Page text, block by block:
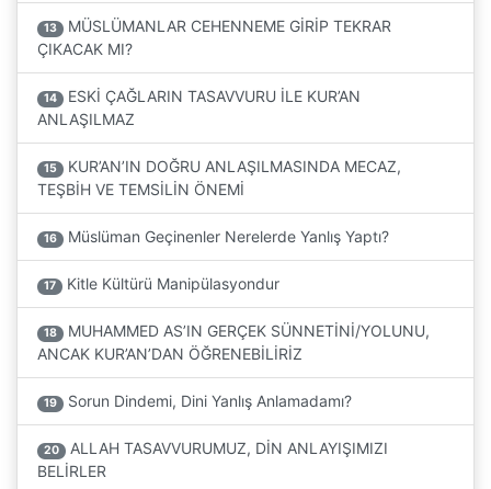
13
MÜSLÜMANLAR CEHENNEME GİRİP TEKRAR
ÇIKACAK MI?
14
ESKİ ÇAĞLARIN TASAVVURU İLE KUR’AN
ANLAŞILMAZ
15
KUR’AN’IN DOĞRU ANLAŞILMASINDA MECAZ,
TEŞBİH VE TEMSİLİN ÖNEMİ
16 Müslüman Geçinenler Nerelerde Yanlış Yaptı?
17 Kitle Kültürü Manipülasyondur
18
MUHAMMED AS’IN GERÇEK SÜNNETİNİ/YOLUNU,
ANCAK KUR’AN’DAN ÖĞRENEBİLİRİZ
19 Sorun Dindemi, Dini Yanlış Anlamadamı?
20
ALLAH TASAVVURUMUZ, DİN ANLAYIŞIMIZI
BELİRLER